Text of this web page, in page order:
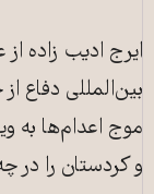
ایرج ادیب زاده
بین‌المللی دفاع
موج اعدام‌ها به
و کردستان را در